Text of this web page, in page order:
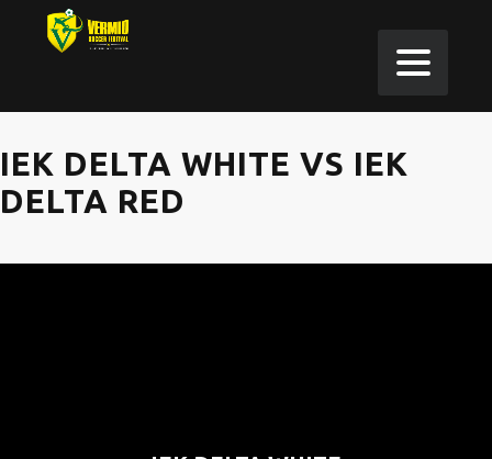
IEK DELTA WHITE VS IEK
DELTA RED